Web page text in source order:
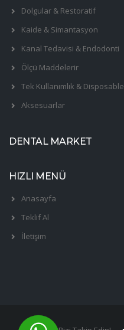
Dolgular & Restoratif
Kaide & Simantasyon
Kanal Tedavisi & Endodonti
Ölçü Maddelerir
Tek Kullanımlık & Disposable
Aksesuarlar
DENTAL MARKET
HIZLI MENÜ
Anasayfa
Teklif Al
İletişim